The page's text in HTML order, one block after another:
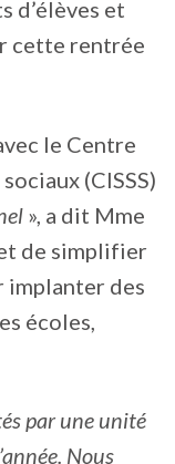
d’élèves et
cette rentrée
le Centre
(CISSS)
», a dit Mme
de simplifier
implanter des
écoles,
par une unité
Nous